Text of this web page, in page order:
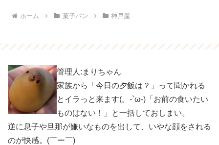
ホーム 菓子パン 神戸屋
管理人:まりちゃん
家族から「今日の夕飯は？」って聞かれる
とイラっと来ます(。-`ω-)「お前の食いたい
ものはない！」と一括しておしまい。
逆に息子や旦那が嫌いなものを出して、いやな顔をされる
のが快感。(￣ー￣)